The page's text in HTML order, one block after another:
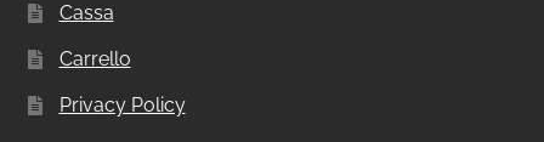
Cassa
Carrello
Privacy Policy